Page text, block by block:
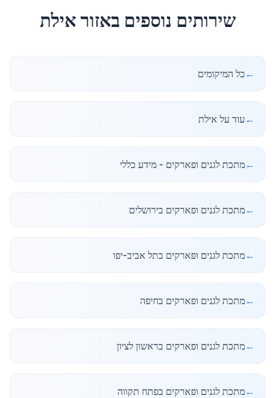
שירותים נוספים באזוראילת
← כל המיקומים
← עוד על אילת
←מתכת לגנים ופארקים - מידע כללי
←מתכת לגנים ופארקים בירושלים
←מתכת לגנים ופארקים בתל אביב-יפו
←מתכת לגנים ופארקים בחיפה
←מתכת לגנים ופארקים בראשון לציון
←מתכת לגנים ופארקים בפתח תקווה